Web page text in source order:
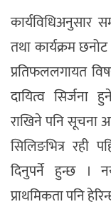
तथा कार्यक्रम
प्रतिफललगायत
दायित्व सिर्जना
राखिने पनि सूचना
सिलिङभित्र रही
दिनुपर्ने हुन्छ ।
प्राथमिकता पनि